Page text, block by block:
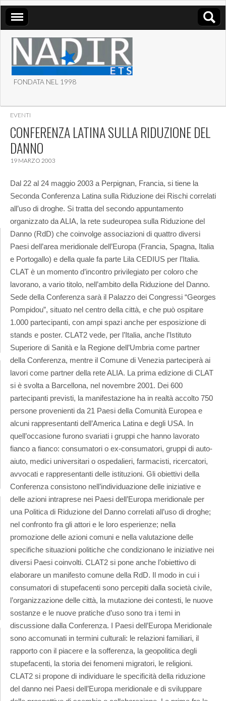
ASSOCIAZIONE NADIR
ETS
FONDATA NEL 1998
EVENTI
CONFERENZA LATINA SULLA RIDUZIONE DEL
DANNO
19 MARZO 2003
Dal 22 al 24 maggio 2003 a Perpignan, Francia, si tiene la
Seconda Conferenza Latina sulla Riduzione dei Rischi correlati
all’uso di droghe. Si tratta del secondo appuntamento
organizzato da ALIA, la rete sudeuropea sulla Riduzione del
Danno (RdD) che coinvolge associazioni di quattro diversi
Paesi dell’area meridionale dell’Europa (Francia, Spagna, Italia
e Portogallo) e della quale fa parte Lila CEDIUS per l’Italia.
CLAT è un momento d’incontro privilegiato per coloro che
lavorano, a vario titolo, nell’ambito della Riduzione del Danno.
Sede della Conferenza sarà il Palazzo dei Congressi “Georges
Pompidou”, situato nel centro della città, e che può ospitare
1.000 partecipanti, con ampi spazi anche per esposizione di
stands e poster. CLAT2 vede, per l’Italia, anche l’Istituto
Superiore di Sanità e la Regione dell’Umbria come partner
della Conferenza, mentre il Comune di Venezia parteciperà ai
lavori come partner della rete ALIA. La prima edizione di CLAT
si è svolta a Barcellona, nel novembre 2001. Dei 600
partecipanti previsti, la manifestazione ha in realtà accolto 750
persone provenienti da 21 Paesi della Comunità Europea e
alcuni rappresentanti dell’America Latina e degli USA. In
quell’occasione furono svariati i gruppi che hanno lavorato
fianco a fianco: consumatori o ex-consumatori, gruppi di auto-
aiuto, medici universitari o ospedalieri, farmacisti, ricercatori,
avvocati e rappresentanti delle istituzioni. Gli obiettivi della
Conferenza consistono nell’individuazione delle iniziative e
delle azioni intraprese nei Paesi dell’Europa meridionale per
una Politica di Riduzione del Danno correlati all’uso di droghe;
nel confronto fra gli attori e le loro esperienze; nella
promozione delle azioni comuni e nella valutazione delle
specifiche situazioni politiche che condizionano le iniziative nei
diversi Paesi coinvolti. CLAT2 si pone anche l’obiettivo di
elaborare un manifesto comune della RdD. Il modo in cui i
consumatori di stupefacenti sono percepiti dalla società civile,
l’organizzazione delle città, la mutazione dei contesti, le nuove
sostanze e le nuove pratiche d’uso sono tra i temi in
discussione dalla Conferenza. I Paesi dell’Europa Meridionale
sono accomunati in termini culturali: le relazioni familiari, il
rapporto con il piacere e la sofferenza, la geopolitica degli
stupefacenti, la storia dei fenomeni migratori, le religioni.
CLAT2 si propone di individuare le specificità della riduzione
del danno nei Paesi dell’Europa meridionale e di sviluppare